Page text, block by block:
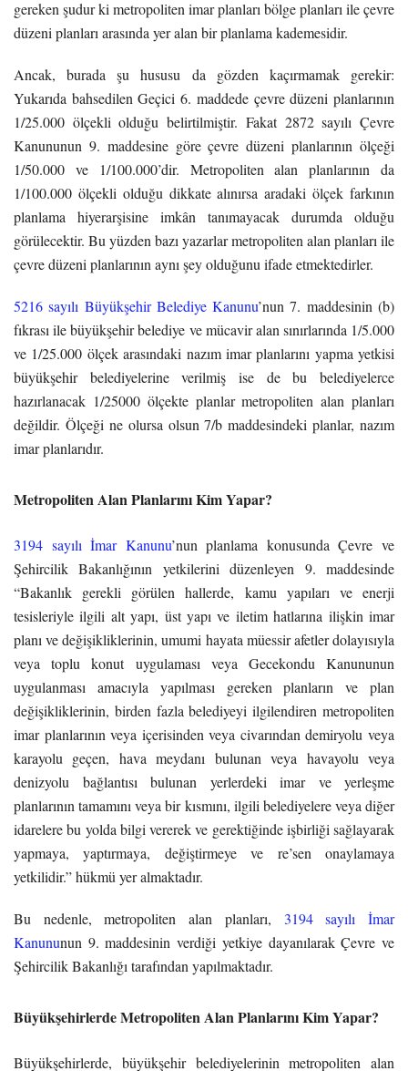
gereken şudur ki metropoliten imar planları bölge planları ile çevre
düzeni planları arasında yer alan bir planlama kademesidir.
Ancak, burada şu hususu da gözden kaçırmamak gerekir:
Yukarıda bahsedilen Geçici 6. maddede çevre düzeni planlarının
1/25.000 ölçekli olduğu belirtilmiştir. Fakat 2872 sayılı Çevre
Kanununun 9. maddesine göre çevre düzeni planlarının ölçeği
1/50.000 ve 1/100.000’dir. Metropoliten alan planlarının da
1/100.000 ölçekli olduğu dikkate alınırsa aradaki ölçek farkının
planlama hiyerarşisine imkân tanımayacak durumda olduğu
görülecektir. Bu yüzden bazı yazarlar metropoliten alan planları ile
çevre düzeni planlarının aynı şey olduğunu ifade etmektedirler.
5216 sayılı Büyükşehir Belediye Kanunu’nun 7. maddesinin (b)
fıkrası ile büyükşehir belediye ve mücavir alan sınırlarında 1/5.000
ve 1/25.000 ölçek arasındaki nazım imar planlarını yapma yetkisi
büyükşehir belediyelerine verilmiş ise de bu belediyelerce
hazırlanacak 1/25000 ölçekte planlar metropoliten alan planları
değildir. Ölçeği ne olursa olsun 7/b maddesindeki planlar, nazım
imar planlarıdır.
Metropoliten Alan Planlarını Kim Yapar?
3194 sayılı İmar Kanunu’nun planlama konusunda Çevre ve
Şehircilik Bakanlığının yetkilerini düzenleyen 9. maddesinde
“Bakanlık gerekli görülen hallerde, kamu yapıları ve enerji
tesisleriyle ilgili alt yapı, üst yapı ve iletim hatlarına ilişkin imar
planı ve değişikliklerinin, umumi hayata müessir afetler dolayısıyla
veya toplu konut uygulaması veya Gecekondu Kanununun
uygulanması amacıyla yapılması gereken planların ve plan
değişikliklerinin, birden fazla belediyeyi ilgilendiren metropoliten
imar planlarının veya içerisinden veya civarından demiryolu veya
karayolu geçen, hava meydanı bulunan veya havayolu veya
denizyolu bağlantısı bulunan yerlerdeki imar ve yerleşme
planlarının tamamını veya bir kısmını, ilgili belediyelere veya diğer
idarelere bu yolda bilgi vererek ve gerektiğinde işbirliği sağlayarak
yapmaya, yaptırmaya, değiştirmeye ve re’sen onaylamaya
yetkilidir.” hükmü yer almaktadır.
Bu nedenle, metropoliten alan planları, 3194 sayılı İmar
Kanununun 9. maddesinin verdiği yetkiye dayanılarak Çevre ve
Şehircilik Bakanlığı tarafından yapılmaktadır.
Büyükşehirlerde Metropoliten Alan Planlarını Kim Yapar?
Büyükşehirlerde, büyükşehir belediyelerinin metropoliten alan